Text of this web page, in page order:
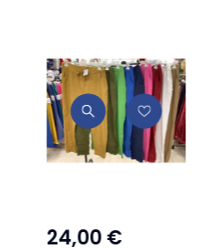
24,00 €